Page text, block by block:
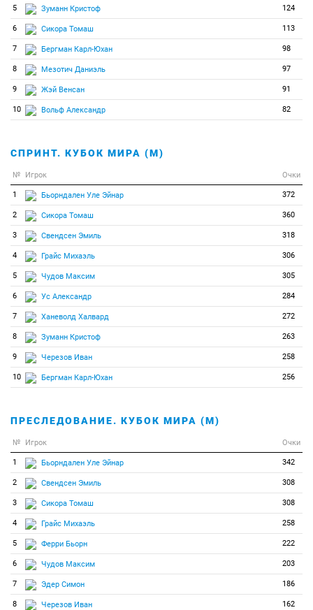
5 Зуманн Кристоф 124
6 Сикора Томаш 113
7 Бергман Карл-Юхан 98
8 Мезотич Даниэль 97
9 Жэй Венсан 91
10 Вольф Александр 82
СПРИНТ. КУБОК МИРА (М)
№ Игрок Очки
1 Бьорндален Уле Эйнар 372
2 Сикора Томаш 360
3 Свендсен Эмиль 318
4 Грайс Михаэль 306
5 Чудов Максим 305
6 Ус Александр 284
7 Ханеволд Халвард 272
8 Зуманн Кристоф 263
9 Черезов Иван 258
10 Бергман Карл-Юхан 256
ПРЕСЛЕДОВАНИЕ. КУБОК МИРА (М)
№ Игрок Очки
1 Бьорндален Уле Эйнар 342
2 Свендсен Эмиль 308
3 Сикора Томаш 308
4 Грайс Михаэль 258
5 Ферри Бьорн 222
6 Чудов Максим 203
7 Эдер Симон 186
8 Черезов Иван 162